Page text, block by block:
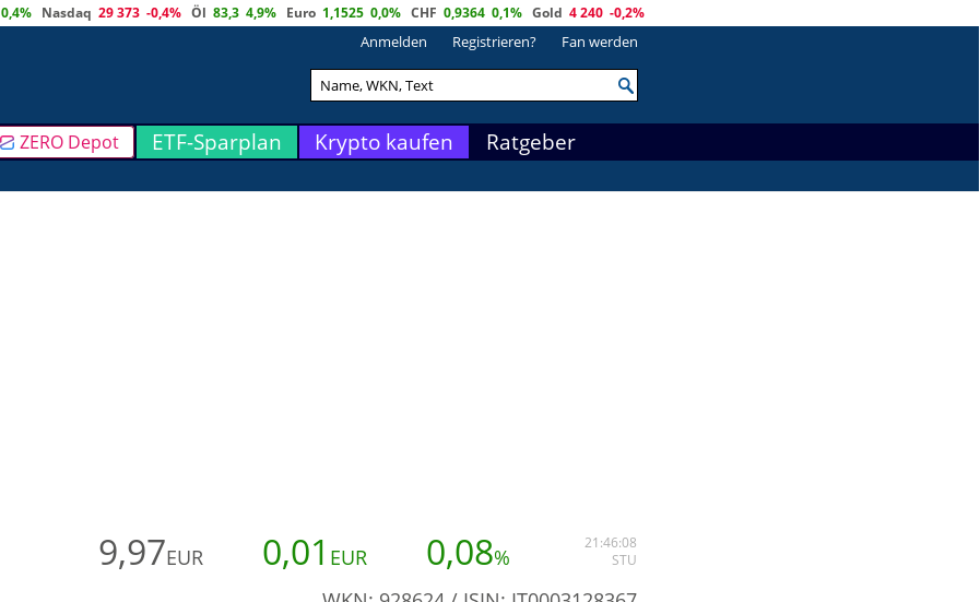
0,4% Nasdaq 29 373 -0,4% Öl 83,3 4,9% Euro 1,1525 0,0% CHF 0,9364 0,1% Gold 4 240 -0,2%
Anmelden Registrieren? Fan werden
ZERO Depot ETF-Sparplan Krypto kaufen Ratgeber
9,97EUR 0,01 EUR 0,08%
21:46:08
STU